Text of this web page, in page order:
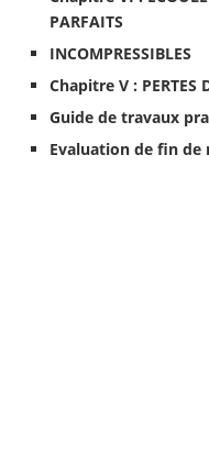
PARFAITS
INCOMPRESSIBLES
Chapitre V : PERTES
Guide de travaux
Evaluation de fin de